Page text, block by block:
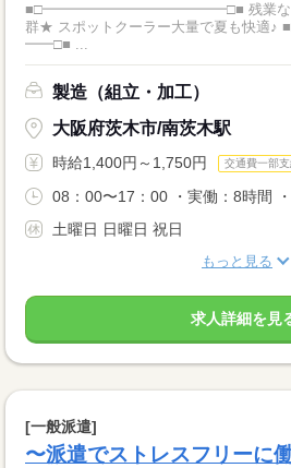
■□━━━━━━━━━━━━━□■ 残業なし
群★ スポットクーラー大量で夏も
━━□■ ...
製造（組立・加工）
大阪府茨木市/南茨木駅
時給1,400円～1,750円 交通費一部
08：00〜17：00 ・実働：8時間
土曜日 日曜日 祝日
もっと見る
求人詳細を見
[一般派遣]
〜派遣でストレスフリーに